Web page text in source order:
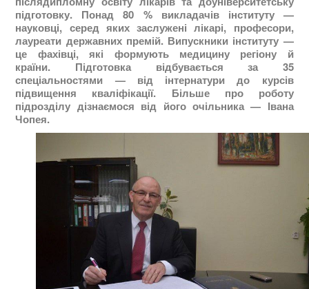
підготовку. Понад 80 % викладачів інституту —
науковці, серед яких заслужені лікарі, професори,
лауреати державних премій. Випускники інституту —
це фахівці, які формують медицину регіону й
країни. Підготовка відбувається за 35
спеціальностями — від інтернатури до курсів
підвищення кваліфікації. Більше про роботу
підрозділу дізнаємося від його очільника — Івана
Чопея.